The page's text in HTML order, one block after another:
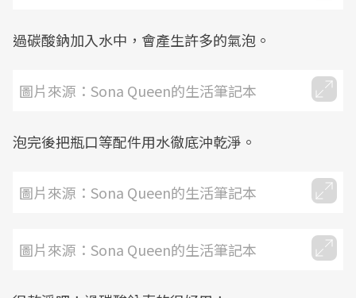
過碳酸鈉加入水中，會產生許多的氣泡。
圖片來源：Sona Queen的生活筆記本
泡完後把瓶口等配件用水徹底沖乾淨。
圖片來源：Sona Queen的生活筆記本
圖片來源：Sona Queen的生活筆記本